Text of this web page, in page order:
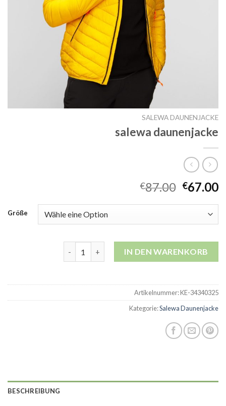
SALEWA DAUNENJACKE
salewa daunenjacke
€87.00 €67.00
Größe
IN DEN WARENKORB
Artikelnummer:KE-34340325
Kategorie:Salewa Daunenjacke
BESCHREIBUNG